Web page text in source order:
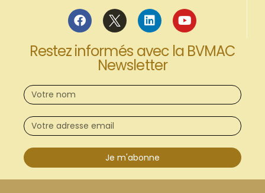
Restez informés avec la BVMAC
Newsletter
Je m'abonne